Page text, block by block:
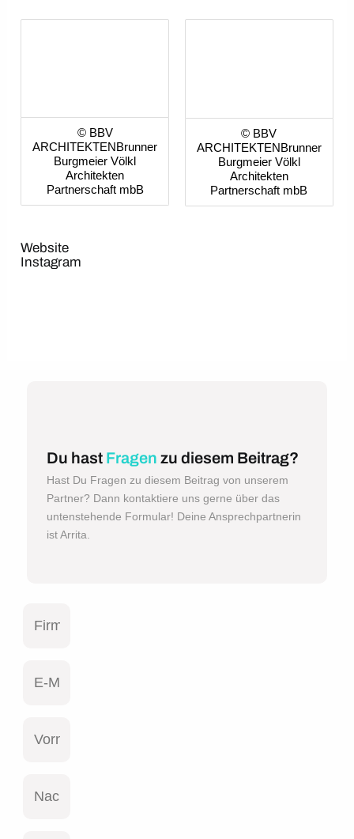
© BBV
ARCHITEKTENBrunner
Burgmeier Völkl
Architekten
Partnerschaft mbB
© BBV
ARCHITEKTENBrunner
Burgmeier Völkl
Architekten
Partnerschaft mbB
Website
Instagram
Du hast Fragen zu diesem Beitrag?
Hast Du Fragen zu diesem Beitrag von unserem
Partner? Dann kontaktiere uns gerne über das
untenstehende Formular! Deine Ansprechpartnerin
ist Arrita.